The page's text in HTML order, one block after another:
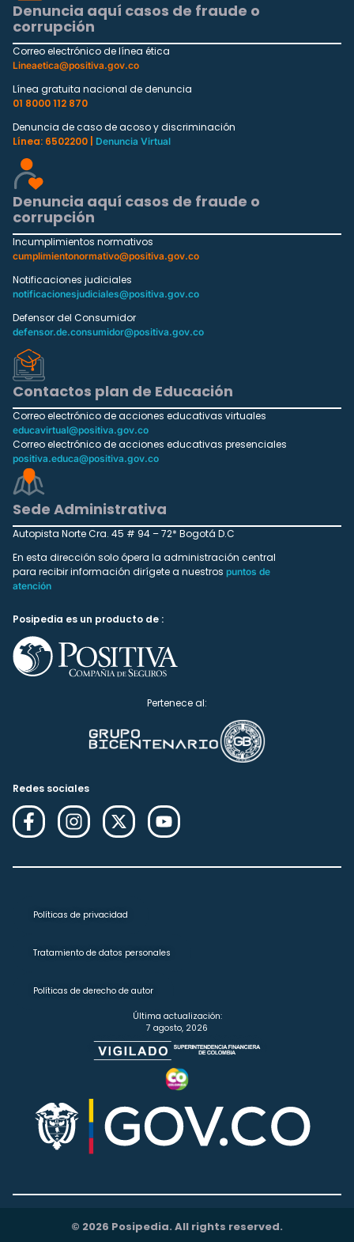
Denuncia aquí casos de fraude o
corrupción
Correo electrónico de línea ética
Lineaetica@positiva.gov.co
Línea gratuita nacional de denuncia
01 8000 112 870
Denuncia de caso de acoso y discriminación
Línea: 6502200 |
Denuncia Virtual
Denuncia aquí casos de fraude o
corrupción
Incumplimientos normativos
cumplimientonormativo@positiva.gov.co
Notificaciones judiciales
notificacionesjudiciales@positiva.gov.co
Defensor del Consumidor
defensor.de.consumidor@positiva.gov.co
Contactos plan de Educación
Correo electrónico de acciones educativas virtuales
educavirtual@positiva.gov.co
Correo electrónico de acciones educativas presenciales
positiva.educa@positiva.gov.co
Sede Administrativa
Autopista Norte Cra. 45 # 94 – 72* Bogotá D.C
En esta dirección solo ópera la administración central
para recibir información dirígete a nuestros puntos de
atención
Posipedia es un producto de :
Pertenece al:
Redes sociales
Políticas de privacidad
Tratamiento de datos personales
Políticas de derecho de autor
Última actualización:
7 agosto, 2026
© 2026 Posipedia. All rights reserved.